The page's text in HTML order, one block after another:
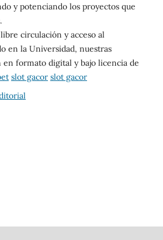
y potenciando los proyectos que
circulación y acceso al
en la Universidad, nuestras
en formato digital y bajo licencia de
slot gacor slot gacor